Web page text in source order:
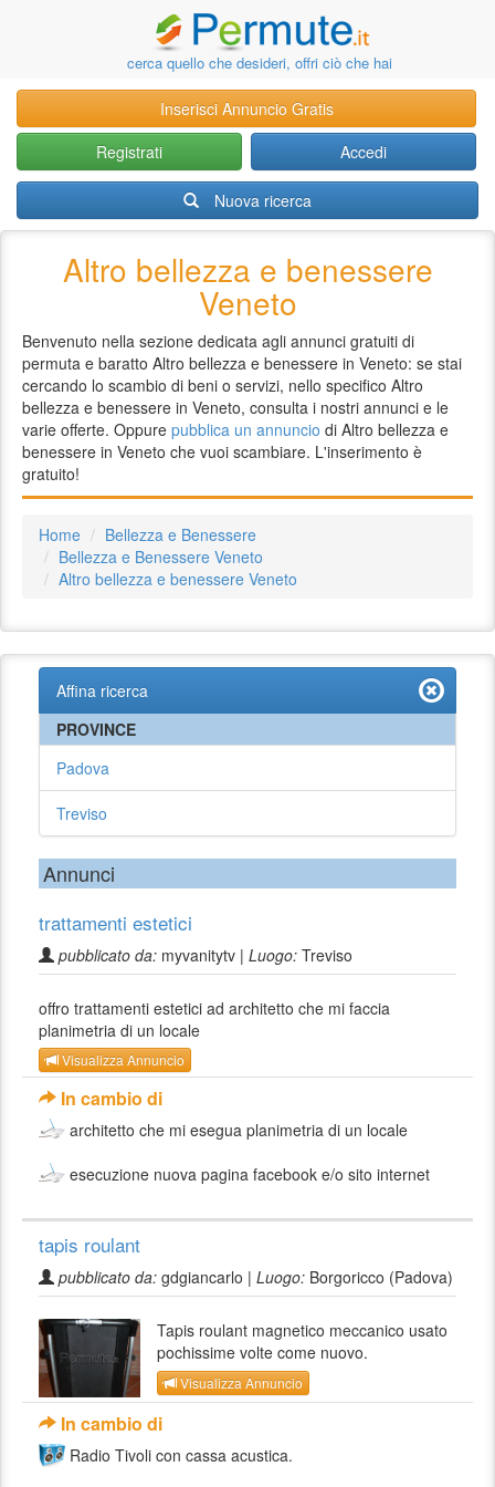
cerca quello che desideri, offri ciò che hai
Inserisci Annuncio Gratis
Registrati
Accedi
Nuova ricerca
Altro bellezza e benessere
Veneto
Benvenuto nella sezione dedicata agli annunci gratuiti di
permuta e baratto Altro bellezza e benessere in Veneto: se stai
cercando lo scambio di beni o servizi, nello specifico Altro
bellezza e benessere in Veneto, consulta i nostri annunci e le
varie offerte. Oppure pubblica un annuncio di Altro bellezza e
benessere in Veneto che vuoi scambiare. L'inserimento è
gratuito!
Home
Bellezza e Benessere
Bellezza e Benessere Veneto
Altro bellezza e benessere Veneto
Affina ricerca
PROVINCE
Padova
Treviso
Annunci
trattamenti estetici
pubblicato da: myvanitytv | Luogo: Treviso
offro trattamenti estetici ad architetto che mi faccia
planimetria di un locale
Visualizza Annuncio
In cambio di
architetto che mi esegua planimetria di un locale
esecuzione nuova pagina facebook e/o sito internet
tapis roulant
pubblicato da: gdgiancarlo | Luogo: Borgoricco (Padova)
Tapis roulant magnetico meccanico usato
pochissime volte come nuovo.
Visualizza Annuncio
In cambio di
Radio Tivoli con cassa acustica.